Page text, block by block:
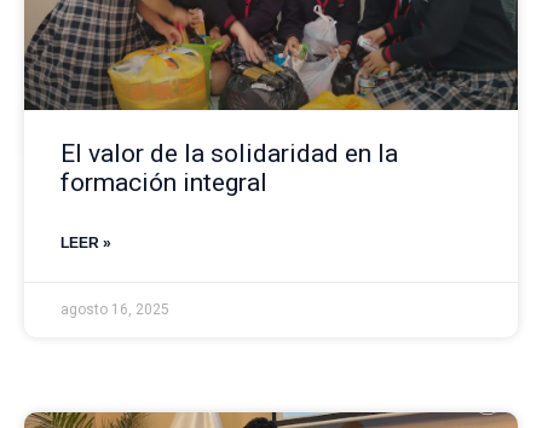
El valor de la solidaridad en la
formación integral
LEER »
agosto 16, 2025